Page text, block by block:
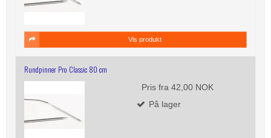
Vis produkt
Rundpinner Pro Classic 80 cm
Pris fra 42,00 NOK
På lager